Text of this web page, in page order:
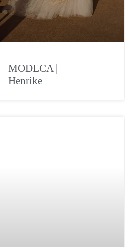
MODECA |
Henrike